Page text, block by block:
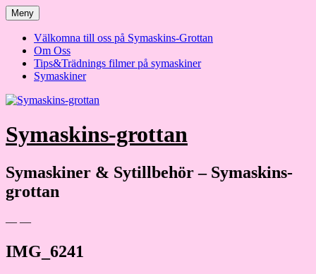
Hoppa
till
innehåll
Meny
Välkomna till oss på Symaskins-Grottan
Om Oss
Tips&Trädnings filmer på symaskiner
Symaskiner
Symaskins-grottan
Symaskiner & Sytillbehör – Symaskins-
grottan
— —
IMG_6241